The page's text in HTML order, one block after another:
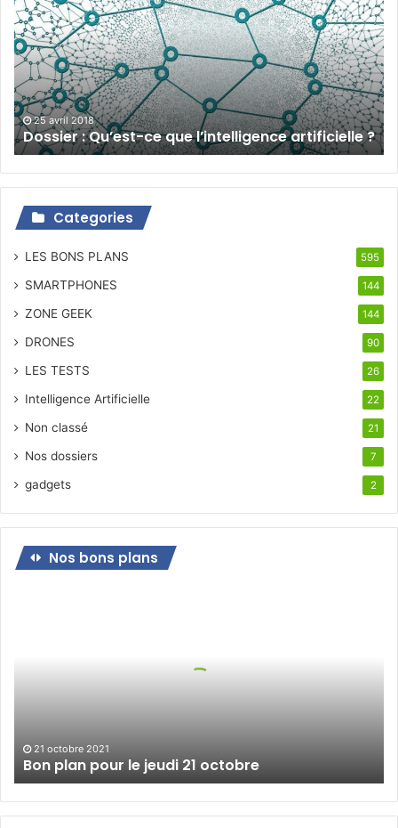
Qu’est-
ce
que
l’intelligence
artificielle
?
25 avril 2018
Dossier : Qu’est-ce que l’intelligence artificielle ?
Categories
LES BONS PLANS 595
SMARTPHONES 144
ZONE GEEK 144
DRONES 90
LES TESTS 26
Intelligence Artificielle 22
Non classé 21
Nos dossiers 7
gadgets 2
Nos bons plans
21 octobre 2021
Bon plan pour le jeudi 21 octobre